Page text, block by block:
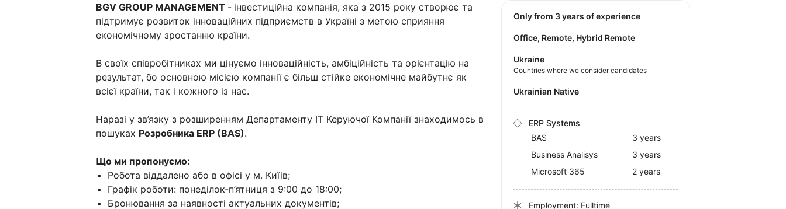
BGV GROUP MANAGEMENT - інвестиційна компанія, яка з 2015 року створює та
підтримує розвиток інноваційних підприємств в Україні з метою сприяння
економічному зростанню країни.
В своїх співробітниках ми цінуємо інноваційність, амбіційність та орієнтацію на
результат, бо основною місією компанії є більш стійке економічне майбутнє як
всієї країни, так і кожного із нас.
Наразі у зв’язку з розширенням Департаменту IT Керуючої Компанії знаходимось в
пошуках Розробника ERP (BAS).
Що ми пропонуємо:
Робота віддалено або в офісі у м. Киїів;
Графік роботи: понеділок-п’ятниця з 9:00 до 18:00;
Бронювання за наявності актуальних документів;
Only from 3 years of experience
Office, Remote, Hybrid Remote
Ukraine
Countries where we consider candidates
Ukrainian Native
ERP Systems
BAS
3 years
Business Analisys
3 years
Microsoft 365
2 years
Employment: Fulltime